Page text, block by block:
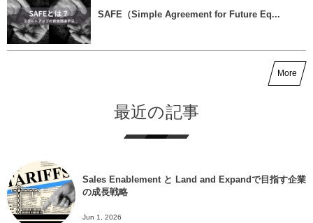
SAFE（Simple Agreement for Future Eq...
More
最近の記事
Sales Enablement と Land and Expandで目指す企業
の成長戦略
Jun 1, 2026